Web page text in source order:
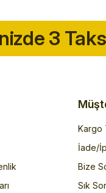
3
Kargo
İade/
Bize
Sık